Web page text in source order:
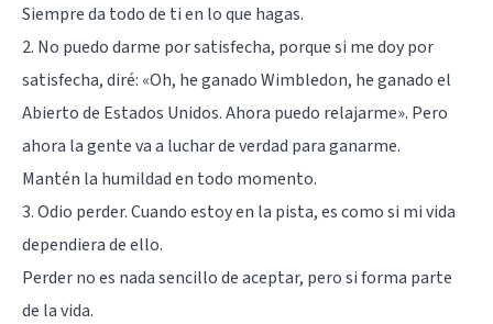
Siempre da todo de ti en lo que hagas.
2. No puedo darme por satisfecha, porque si me doy por
satisfecha, diré: «Oh, he ganado Wimbledon, he ganado el
Abierto de Estados Unidos. Ahora puedo relajarme». Pero
ahora la gente va a luchar de verdad para ganarme.
Mantén la humildad en todo momento.
3. Odio perder. Cuando estoy en la pista, es como si mi vida
dependiera de ello.
Perder no es nada sencillo de aceptar, pero si forma parte
de la vida.